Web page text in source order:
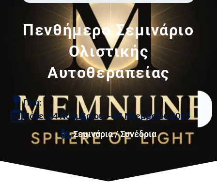
Πενθήμερο Σεμινάριο
Ολιστικής
Αυτοθεραπείας
Που:
Πότε: 24 Νοεμβρίου – 28 Νοεμβρίου 2025
Σεμινάρια / Συνέδρια